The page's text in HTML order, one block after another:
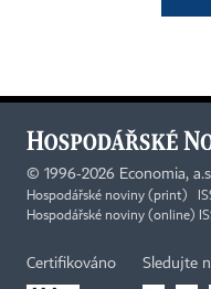
© 1996-2026 Economia,
Hospodářské noviny (print)
Hospodářské noviny (online)
Certifikováno Sledujte